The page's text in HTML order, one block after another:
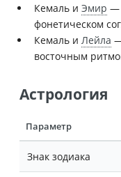
Кемаль и Эмир —
фонетическом
Кемаль и Лейла
восточным
Астрология
Параметр
Знак зодиака